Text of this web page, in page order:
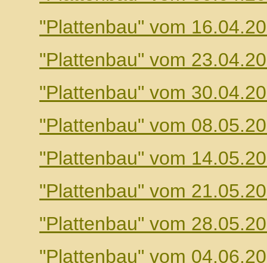
"Plattenbau" vom
"Plattenbau" vom
"Plattenbau" vom
"Plattenbau" vom
"Plattenbau" vom
"Plattenbau" vom
"Plattenbau" vom
"Plattenbau" vom